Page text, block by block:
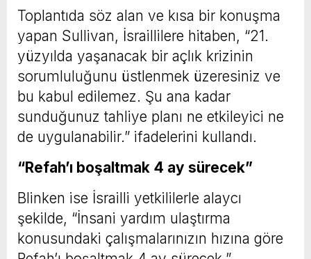
Toplantıda söz alan ve kısa bir konuşma
yapan Sullivan, İsraillilere hitaben, “21.
yüzyılda yaşanacak bir açlık krizinin
sorumluluğunu üstlenmek üzeresiniz ve
bu kabul edilemez. Şu ana kadar
sunduğunuz tahliye planı ne etkileyici ne
de uygulanabilir.” ifadelerini kullandı.
“Refah’ı boşaltmak 4 ay sürecek”
Blinken ise İsrailli yetkililerle alaycı
şekilde, “İnsani yardım ulaştırma
konusundaki çalışmalarınızın hızına göre